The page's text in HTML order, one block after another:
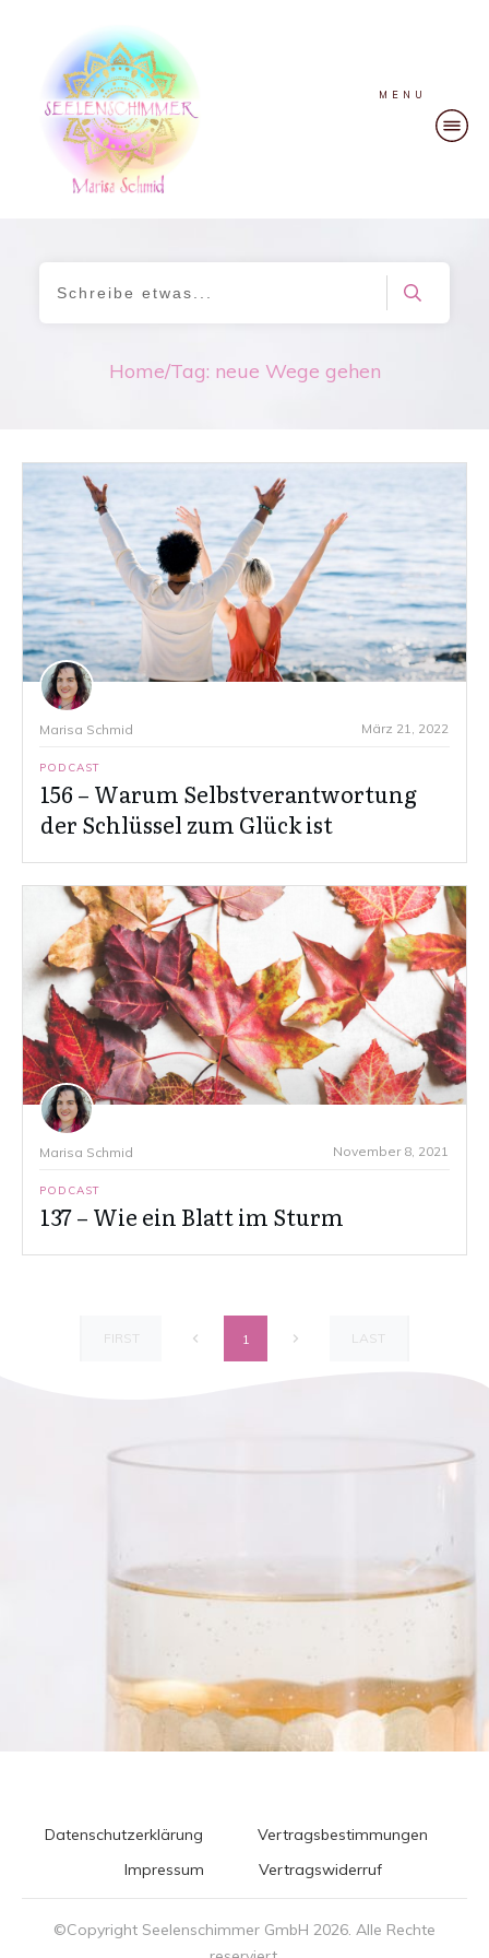
MENU
Home/Tag: neue Wege gehen
Marisa Schmid März 21, 2022
PODCAST
156 – Warum Selbstverantwortung
der Schlüssel zum Glück ist
Marisa Schmid November 8, 2021
PODCAST
137 – Wie ein Blatt im Sturm
FIRST 1 LAST
Datenschutzerklärung
Vertragsbestimmungen
Impressum
Vertragswiderruf
©Copyright Seelenschimmer GmbH 2026. Alle Rechte